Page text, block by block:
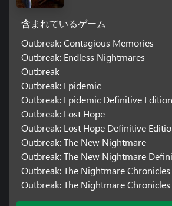
含まれているゲーム
Outbreak: Contagious Memories
Outbreak: Endless Nightmares
Outbreak
Outbreak: Epidemic
Outbreak: Epidemic Definitive Edition
Outbreak: Lost Hope
Outbreak: Lost Hope Definitive
Outbreak: The New Nightmare
Outbreak: The New Nightmare
Outbreak: The Nightmare Chronicles
Outbreak: The Nightmare